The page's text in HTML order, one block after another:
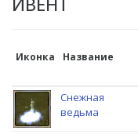
Иконка Название
Снежная
ведьма